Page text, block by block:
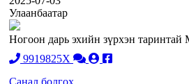
Улаанбаатар
Ногоон дарь эхийн зүрхэн
9919825X
Санал болгох